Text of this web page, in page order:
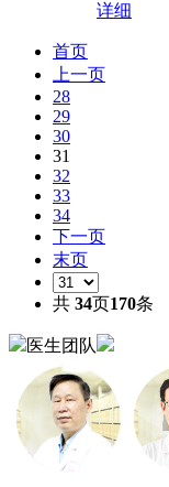
详细
首页
上一页
28
29
30
31
32
33
34
下一页
末页
共 34页170条
医生团队